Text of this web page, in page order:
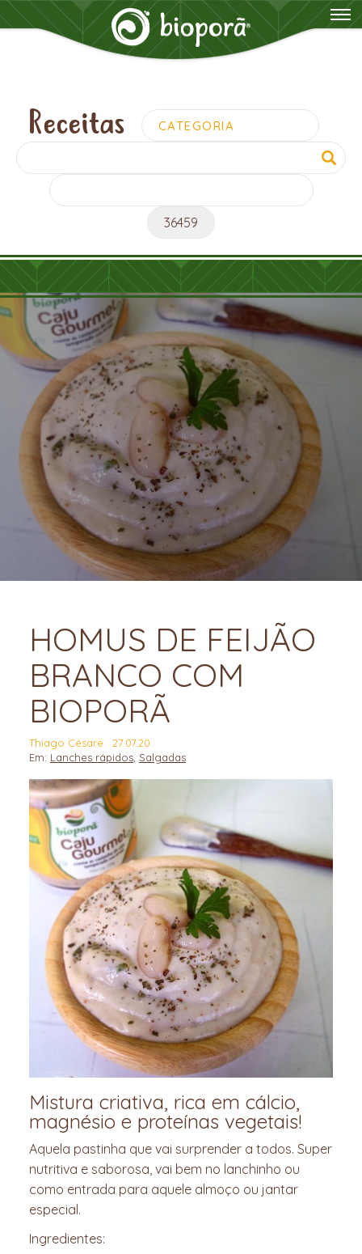
Receitas
Pesquisar
por:
HOMUS DE FEIJÃO
BRANCO COM
BIOPORÃ
Thiago Césare . 27.07.20
Em: Lanches rápidos, Salgadas
Mistura criativa, rica em cálcio,
magnésio e proteínas vegetais!
Aquela pastinha que vai surprender a todos. Super
nutritiva e saborosa, vai bem no lanchinho ou
como entrada para aquele almoço ou jantar
especial.
Ingredientes: